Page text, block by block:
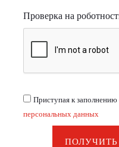
Проверка на
Приступая к
персональных данных